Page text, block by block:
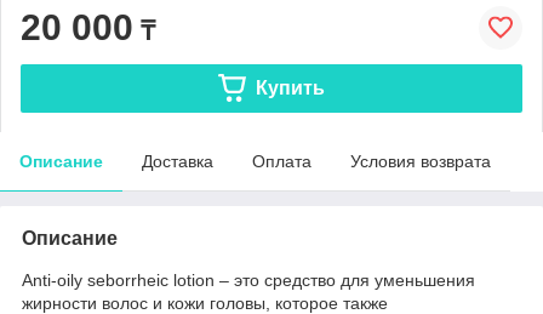
20 000 ₸
Купить
Описание Доставка Оплата Условия возврата
Описание
Anti-oily seborrheic lotion – это средство для уменьшения
жирности волос и кожи головы, которое также